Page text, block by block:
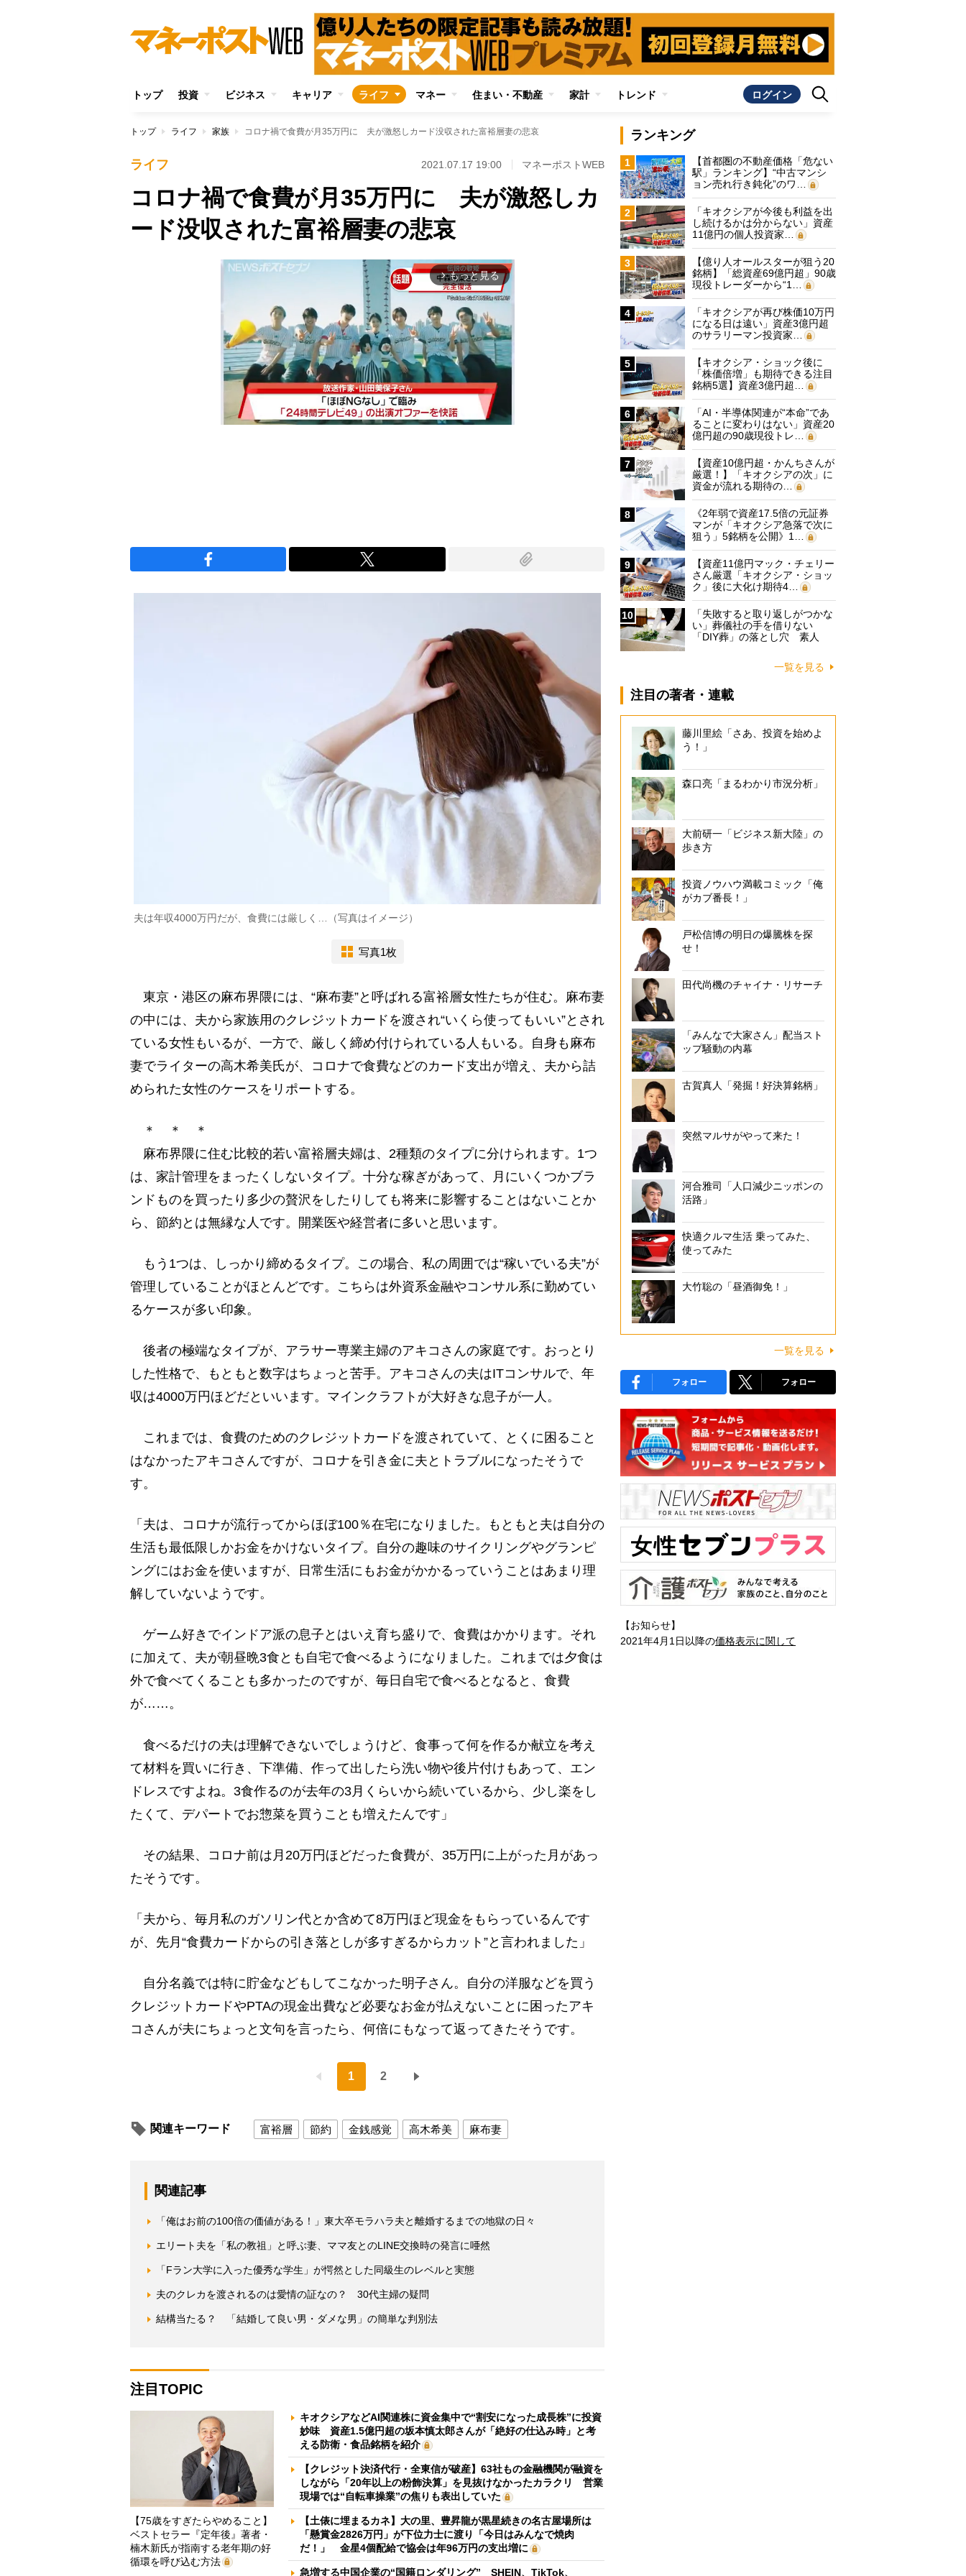
トップ 投資 ビジネス キャリア ライフ マネー 住まい・不動産 家計 トレンド ログイン
トップ ライフ 家族 コロナ禍で食費が月35万円に 夫が激怒しカード没収された富裕層妻の悲哀
ライフ 2021.07.17 19:00 マネーポストWEB
コロナ禍で食費が月35万円に 夫が激怒しカ
ード没収された富裕層妻の悲哀
arrow_forward_ios もっと見る
夫は年収4000万円だが、食費には厳しく…（写真はイメージ）
写真1枚
東京・港区の麻布界隈には、“麻布妻”と呼ばれる富裕層女性たちが住む。麻布妻
の中には、夫から家族用のクレジットカードを渡され“いくら使ってもいい”とされ
ている女性もいるが、一方で、厳しく締め付けられている人もいる。自身も麻布
妻でライターの高木希美氏が、コロナで食費などのカード支出が増え、夫から詰
められた女性のケースをリポートする。
＊ ＊ ＊
麻布界隈に住む比較的若い富裕層夫婦は、2種類のタイプに分けられます。1つ
は、家計管理をまったくしないタイプ。十分な稼ぎがあって、月にいくつかブラ
ンドものを買ったり多少の贅沢をしたりしても将来に影響することはないことか
ら、節約とは無縁な人です。開業医や経営者に多いと思います。
もう1つは、しっかり締めるタイプ。この場合、私の周囲では“稼いでいる夫”が
管理していることがほとんどです。こちらは外資系金融やコンサル系に勤めてい
るケースが多い印象。
後者の極端なタイプが、アラサー専業主婦のアキコさんの家庭です。おっとり
した性格で、もともと数字はちょっと苦手。アキコさんの夫はITコンサルで、年
収は4000万円ほどだといいます。マインクラフトが大好きな息子が一人。
これまでは、食費のためのクレジットカードを渡されていて、とくに困ること
はなかったアキコさんですが、コロナを引き金に夫とトラブルになったそうで
す。
「夫は、コロナが流行ってからほぼ100％在宅になりました。もともと夫は自分の
生活も最低限しかお金をかけないタイプ。自分の趣味のサイクリングやグランピ
ングにはお金を使いますが、日常生活にもお金がかかるっていうことはあまり理
解していないようです。
ゲーム好きでインドア派の息子とはいえ育ち盛りで、食費はかかります。それ
に加えて、夫が朝昼晩3食とも自宅で食べるようになりました。これまでは夕食は
外で食べてくることも多かったのですが、毎日自宅で食べるとなると、食費
が……。
食べるだけの夫は理解できないでしょうけど、食事って何を作るか献立を考え
て材料を買いに行き、下準備、作って出したら洗い物や後片付けもあって、エン
ドレスですよね。3食作るのが去年の3月くらいから続いているから、少し楽をし
たくて、デパートでお惣菜を買うことも増えたんです」
その結果、コロナ前は月20万円ほどだった食費が、35万円に上がった月があっ
たそうです。
「夫から、毎月私のガソリン代とか含めて8万円ほど現金をもらっているんです
が、先月“食費カードからの引き落としが多すぎるからカット”と言われました」
自分名義では特に貯金などもしてこなかった明子さん。自分の洋服などを買う
クレジットカードやPTAの現金出費など必要なお金が払えないことに困ったアキ
コさんが夫にちょっと文句を言ったら、何倍にもなって返ってきたそうです。
1 2
関連キーワード 富裕層 節約 金銭感覚 高木希美 麻布妻
関連記事
「俺はお前の100倍の価値がある！」東大卒モラハラ夫と離婚するまでの地獄の日々
エリート夫を「私の教祖」と呼ぶ妻、ママ友とのLINE交換時の発言に唖然
「Fラン大学に入った優秀な学生」が愕然とした同級生のレベルと実態
夫のクレカを渡されるのは愛情の証なの？ 30代主婦の疑問
結構当たる？ 「結婚して良い男・ダメな男」の簡単な判別法
注目TOPIC
【75歳をすぎたらやめること】
ベストセラー『定年後』著者・
楠木新氏が指南する老年期の好
循環を呼び込む方法
キオクシアなどAI関連株に資金集中で“割安になった成長株”に投資
妙味 資産1.5億円超の坂本慎太郎さんが「絶好の仕込み時」と考
える防衛・食品銘柄を紹介
【クレジット決済代行・全東信が破産】63社もの金融機関が融資を
しながら「20年以上の粉飾決算」を見抜けなかったカラクリ 営業
現場では“自転車操業”の焦りも表出していた
【土俵に埋まるカネ】大の里、豊昇龍が黒星続きの名古屋場所は
「懸賞金2826万円」が下位力士に渡り「今日はみんなで焼肉
だ！」 金星4個配給で協会は年96万円の支出増に
急増する中国企業の“国籍ロンダリング” SHEIN、TikTok、
ランキング
1
【首都圏の不動産価格「危ない
駅」ランキング】“中古マンシ
ョン売れ行き鈍化”のワ…
2
「キオクシアが今後も利益を出
し続けるかは分からない」資産
11億円の個人投資家…
3
【億り人オールスターが狙う20
銘柄】「総資産69億円超」90歳
現役トレーダーから“1…
4
「キオクシアが再び株価10万円
になる日は遠い」資産3億円超
のサラリーマン投資家…
5
【キオクシア・ショック後に
「株価倍増」も期待できる注目
銘柄5選】資産3億円超…
6
「AI・半導体関連が“本命”であ
ることに変わりはない」資産20
億円超の90歳現役トレ…
7
【資産10億円超・かんちさんが
厳選！】「キオクシアの次」に
資金が流れる期待の…
8
《2年弱で資産17.5倍の元証券
マンが「キオクシア急落で次に
狙う」5銘柄を公開》1…
9
【資産11億円マック・チェリー
さん厳選「キオクシア・ショッ
ク」後に大化け期待4…
10
「失敗すると取り返しがつかな
い」葬儀社の手を借りない
「DIY葬」の落とし穴 素人
一覧を見る
注目の著者・連載
藤川里絵「さあ、投資を始めよ
う！」
森口亮「まるわかり市況分析」
大前研一「ビジネス新大陸」の
歩き方
投資ノウハウ満載コミック「俺
がカブ番長！」
戸松信博の明日の爆騰株を探
せ！
田代尚機のチャイナ・リサーチ
「みんなで大家さん」配当スト
ップ騒動の内幕
古賀真人「発掘！好決算銘柄」
突然マルサがやって来た！
河合雅司「人口減少ニッポンの
活路」
快適クルマ生活 乗ってみた、
使ってみた
大竹聡の「昼酒御免！」
一覧を見る
フォロー フォロー
【お知らせ】
2021年4月1日以降の価格表示に関して